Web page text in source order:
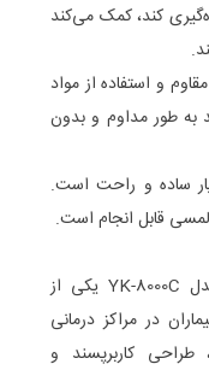
کند، کمک می‌کند
و استفاده از مواد
به طور مداوم و بدون
ساده و راحت است.
قابل انجام است.
مانیتور علائم حیاتی ۱۲ اینچ Yonker مدل YK-8000C یکی از
در مراکز درمانی
طراحی کاربرپسند و